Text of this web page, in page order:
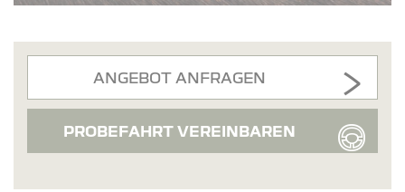
ANGEBOT ANFRAGEN
PROBEFAHRT VEREINBAREN